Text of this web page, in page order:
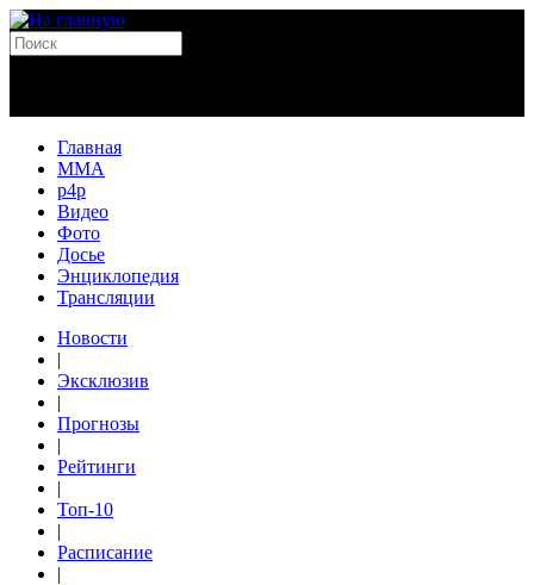
Главная
MMA
p4p
Видео
Фото
Досье
Энциклопедия
Трансляции
Новости
|
Эксклюзив
|
Прогнозы
|
Рейтинги
|
Топ-10
|
Расписание
|